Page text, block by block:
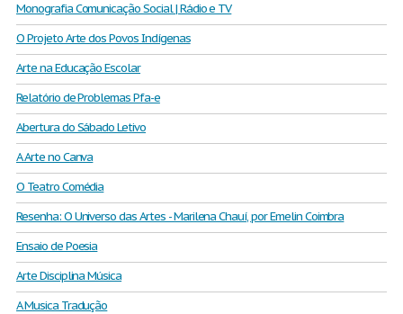
Monografia Comunicação Social | Rádio e TV
O Projeto Arte dos Povos Indígenas
Arte na Educação Escolar
Relatório de Problemas Pfa-e
Abertura do Sábado Letivo
A Arte no Canva
O Teatro Comédia
Resenha: O Universo das Artes - Marilena Chauí, por Emelin Coimbra
Ensaio de Poesia
Arte Disciplina Música
A Musica Tradução